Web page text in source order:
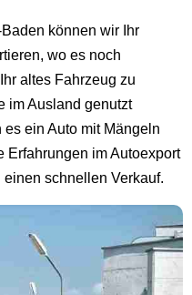
können wir Ihr
wo es noch
altes Fahrzeug zu
im Ausland genutzt
ein Auto mit Mängeln
Erfahrungen im Autoexport
schnellen Verkauf.